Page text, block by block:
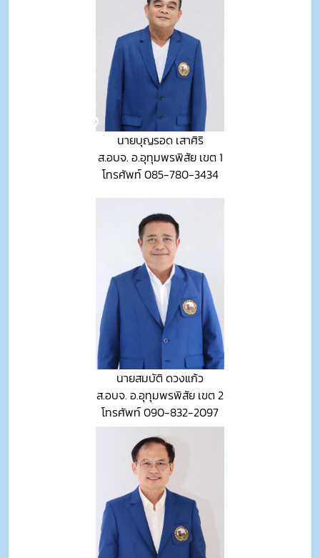
นายบุญรอด เสาศิริ
ส.อบจ. อ.อุทุมพรพิสัย เขต 1
โทรศัพท์ 085-780-3434
นายสมบัติ ดวงแก้ว
ส.อบจ. อ.อุทุมพรพิสัย เขต 2
โทรศัพท์ 090-832-2097